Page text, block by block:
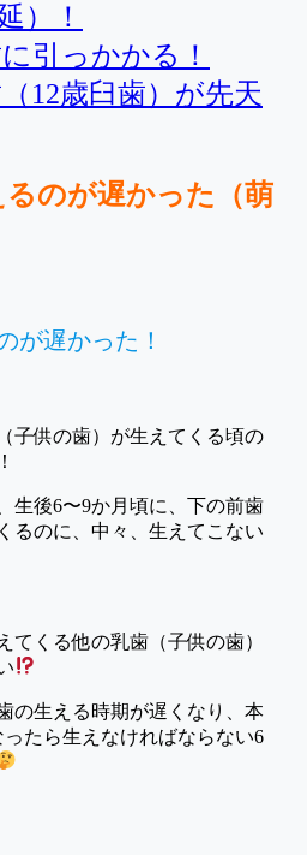
）！
引っかかる！
12歳臼歯）が先天
のが遅かった（萌
が遅かった！
子供の歯）が生えてくる頃の
生後6〜9か月頃に、下の前歯
るのに、中々、生えてこない
てくる他の乳歯（子供の歯）
の生える時期が遅くなり、本
たら生えなければならない6